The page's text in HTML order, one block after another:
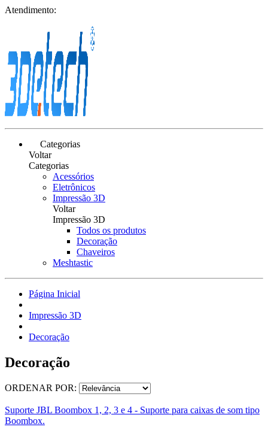
Atendimento:
Categorias
Voltar
Categorias
Acessórios
Eletrônicos
Impressão 3D
Voltar
Impressão 3D
Todos os produtos
Decoração
Chaveiros
Meshtastic
Página Inicial
Impressão 3D
Decoração
Decoração
ORDENAR POR:
Suporte JBL Boombox 1, 2, 3 e 4 - Suporte para caixas de som tipo
Boombox.